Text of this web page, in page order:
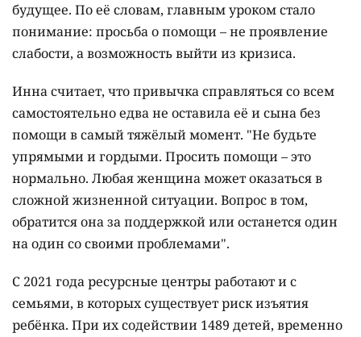
будущее. По её словам, главным уроком стало
понимание: просьба о помощи – не проявление
слабости, а возможность выйти из кризиса.
Инна считает, что привычка справляться со всем
самостоятельно едва не оставила её и сына без
помощи в самый тяжёлый момент. "Не будьте
упрямыми и гордыми. Просить помощи – это
нормально. Любая женщина может оказаться в
сложной жизненной ситуации. Вопрос в том,
обратится она за поддержкой или останется один
на один со своими проблемами".
С 2021 года ресурсные центры работают и с
семьями, в которых существует риск изъятия
ребёнка. При их содействии 1489 детей, временно